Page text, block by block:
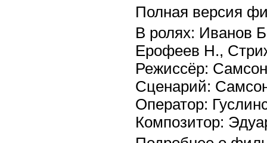
Полная версия
В ролях: Иванов
Ерофеев Н.,
Режиссёр:
Сценарий:
Оператор:
Композитор: